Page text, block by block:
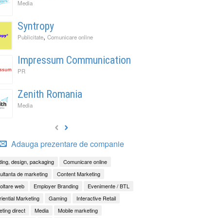
It Back, Pepsi! Nostalgia anilor 2000 devine o
nu mai concurează prin experiențe. Concurează
to Human. Cum construiește George Brand Love
Media
Syntropy
Publicitate, Comunicare online
Impressum Communication
PR
Zenith Romania
Media
Adauga prezentare de companie
design, packaging
Comunicare online
de marketing
Content Marketing
web
Employer Branding
Evenimente / BTL
Marketing
Gaming
Interactive Retail
direct
Media
Mobile marketing